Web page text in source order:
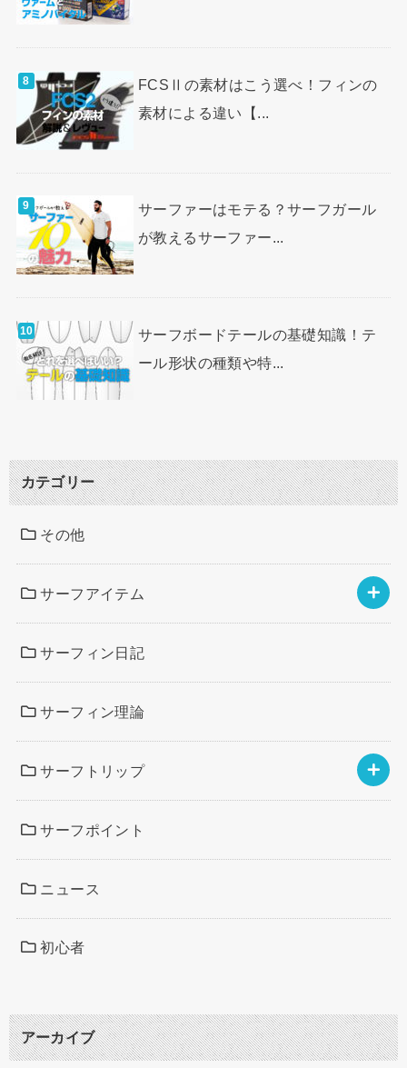
FCSⅡの素材はこう選べ！フィンの
素材による違い【...
サーファーはモテる？サーフガール
が教えるサーファー...
サーフボードテールの基礎知識！テ
ール形状の種類や特...
カテゴリー
その他
サーフアイテム
サーフィン日記
サーフィン理論
サーフトリップ
サーフポイント
ニュース
初心者
アーカイブ